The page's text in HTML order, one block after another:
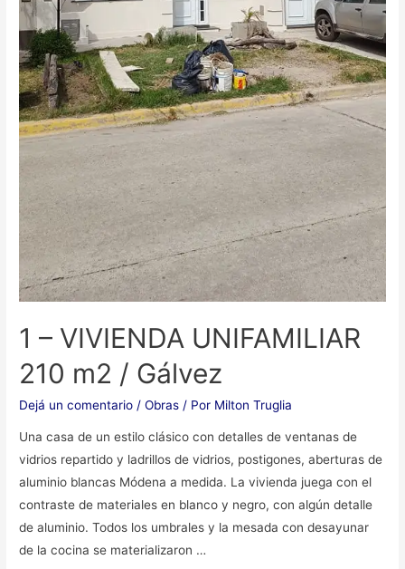
1 – VIVIENDA UNIFAMILIAR
210 m2 / Gálvez
Dejá un comentario /Obras / Por Milton Truglia
Una casa de un estilo clásico con detalles de ventanas de
vidrios repartido y ladrillos de vidrios, postigones, aberturas de
aluminio blancas Módena a medida. La vivienda juega con el
contraste de materiales en blanco y negro, con algún detalle
de aluminio. Todos los umbrales y la mesada con desayunar
de la cocina se materializaron …